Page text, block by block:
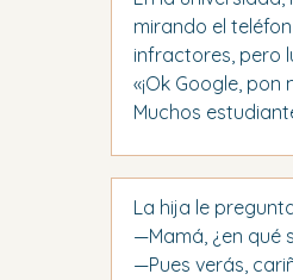
mirando el
infractores, pero
«¡Ok Google, pon
Muchos
La hija le
—Mamá, ¿en qué
—Pues verás,